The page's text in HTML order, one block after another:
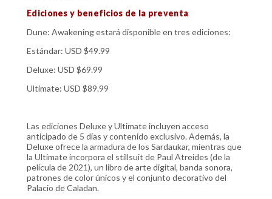
Ediciones y beneficios de la preventa
Dune: Awakening estará disponible en tres ediciones:
Estándar: USD $49.99
Deluxe: USD $69.99
Ultimate: USD $89.99
Las ediciones Deluxe y Ultimate incluyen acceso
anticipado de 5 días y contenido exclusivo. Además, la
Deluxe ofrece la armadura de los Sardaukar, mientras que
la Ultimate incorpora el stillsuit de Paul Atreides (de la
película de 2021), un libro de arte digital, banda sonora,
patrones de color únicos y el conjunto decorativo del
Palacio de Caladan.